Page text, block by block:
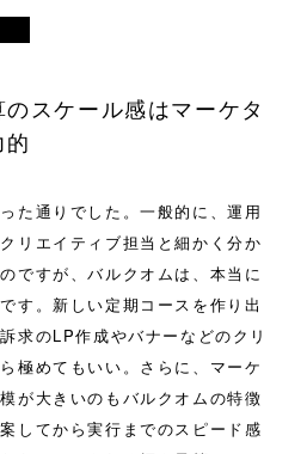
スケール感はマーケタ
た通りでした。一般的に、運用
リエイティブ担当と細かく分か
ですが、バルクオムは、本当に
す。新しい定期コースを作り出
求のLP作成やバナーなどのクリ
極めてもいい。さらに、マーケ
が大きいのもバルクオムの特徴
してから実行までのスピード感